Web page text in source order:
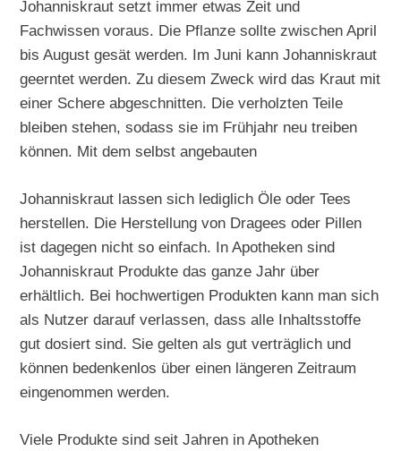
Johanniskraut setzt immer etwas Zeit und
Fachwissen voraus. Die Pflanze sollte zwischen April
bis August gesät werden. Im Juni kann Johanniskraut
geerntet werden. Zu diesem Zweck wird das Kraut mit
einer Schere abgeschnitten. Die verholzten Teile
bleiben stehen, sodass sie im Frühjahr neu treiben
können. Mit dem selbst angebauten
Johanniskraut lassen sich lediglich Öle oder Tees
herstellen. Die Herstellung von Dragees oder Pillen
ist dagegen nicht so einfach. In Apotheken sind
Johanniskraut Produkte das ganze Jahr über
erhältlich. Bei hochwertigen Produkten kann man sich
als Nutzer darauf verlassen, dass alle Inhaltsstoffe
gut dosiert sind. Sie gelten als gut verträglich und
können bedenkenlos über einen längeren Zeitraum
eingenommen werden.
Viele Produkte sind seit Jahren in Apotheken